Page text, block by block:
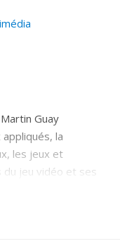
écosociale.
Guay
la
les jeux et
du jeu vidéo et ses
en particulier aux
au design de jeux à